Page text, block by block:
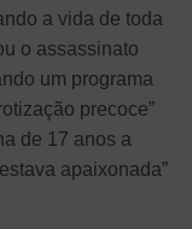
a vida de toda
o assassinato
um programa
precoce”
de 17 anos a
apaixonada”